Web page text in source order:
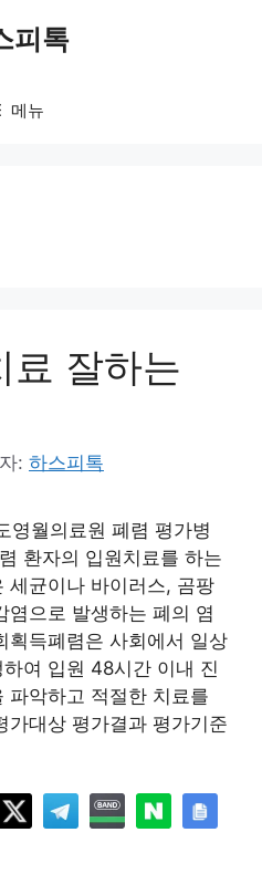
피톡
메뉴
료 잘하는
: 하스피톡
영월의료원 폐렴 평가병
환자의 입원치료를 하는
세균이나 바이러스, 곰팡
염으로 발생하는 폐의 염
획득폐렴은 사회에서 일상
여 입원 48시간 이내 진
파악하고 적절한 치료를
가대상 평가결과 평가기준